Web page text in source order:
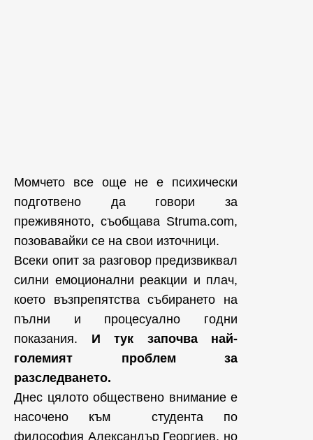
Момчето все още не е психически
подготвено да говори за
преживяното, съобщава Struma.com,
позовавайки се на свои източници.
Всеки опит за разговор предизвиквал
силни емоционални реакции и плач,
което възпрепятства събирането на
пълни и процесуално годни
показания. И тук започва най-
големият проблем за
разследването.
Днес цялото обществено внимание е
насочено към студента по
философия Александър Георгиев, но